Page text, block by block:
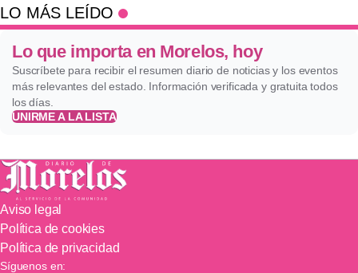
LO MÁS LEÍDO
Lo que importa en Morelos, hoy
Suscríbete para recibir el resumen diario de noticias y los eventos
más relevantes del estado. Información verificada y gratuita todos
los días.
UNIRME A LA LISTA
Aviso legal
Política de cookies
Política de privacidad
Síguenos en: